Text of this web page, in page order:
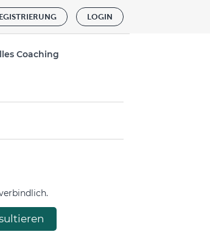
LOGIN
Coaching